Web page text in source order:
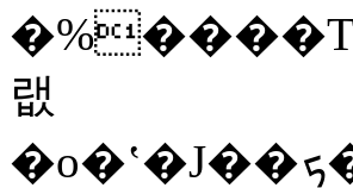
랪
�o�ʽ�J��ܟ�!b�F��*���14�U�ae�*�?